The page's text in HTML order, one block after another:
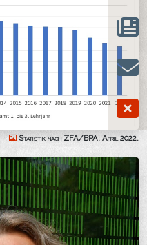
Statistik nach ZFA/BPA, April 2022.